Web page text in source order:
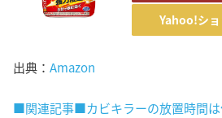
Yahoo!シ
出典： Amazon
■関連記事■カビキラーの放置時間は